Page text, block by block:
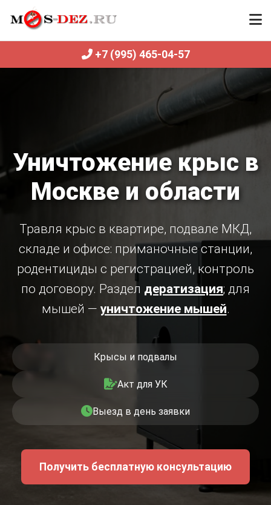
+7 (995) 465-04-57
Уничтожение крыс в
Москве и области
Травля крыс в квартире, подвале МКД,
складе и офисе: приманочные станции,
родентициды с регистрацией, контроль
по договору. Раздел дератизация; для
мышей — уничтожение мышей.
Крысы и подвалы
Акт для УК
Выезд в день заявки
Получить бесплатную консультацию